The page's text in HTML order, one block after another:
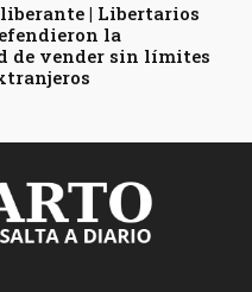
| Libertarios
la
de vender sin límites